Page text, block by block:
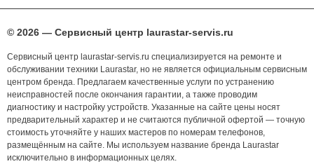
© 2026 — Сервисный центр laurastar-servis.ru
Сервисный центр laurastar-servis.ru специализируется на ремонте и
обслуживании техники Laurastar, но не является официальным сервисным
центром бренда. Предлагаем качественные услуги по устранению
неисправностей после окончания гарантии, а также проводим
диагностику и настройку устройств. Указанные на сайте цены носят
предварительный характер и не считаются публичной офертой — точную
стоимость уточняйте у наших мастеров по номерам телефонов,
размещённым на сайте. Мы используем название бренда Laurastar
исключительно в информационных целях.